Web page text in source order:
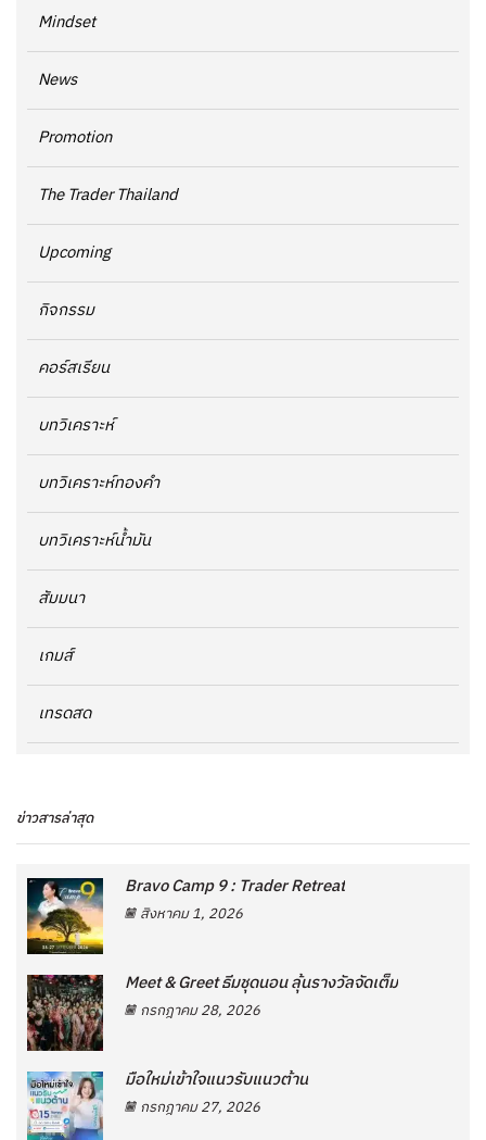
Mindset
News
Promotion
The Trader Thailand
Upcoming
กิจกรรม
คอร์สเรียน
บทวิเคราะห์
บทวิเคราะห์ทองคำ
บทวิเคราะห์น้ำมัน
สัมมนา
เกมส์
เทรดสด
ข่าวสารล่าสุด
Bravo Camp 9 : Trader Retreat
สิงหาคม 1, 2026
Meet & Greet ธีมชุดนอน ลุ้นรางวัลจัดเต็ม
กรกฎาคม 28, 2026
มือใหม่เข้าใจแนวรับแนวต้าน
กรกฎาคม 27, 2026